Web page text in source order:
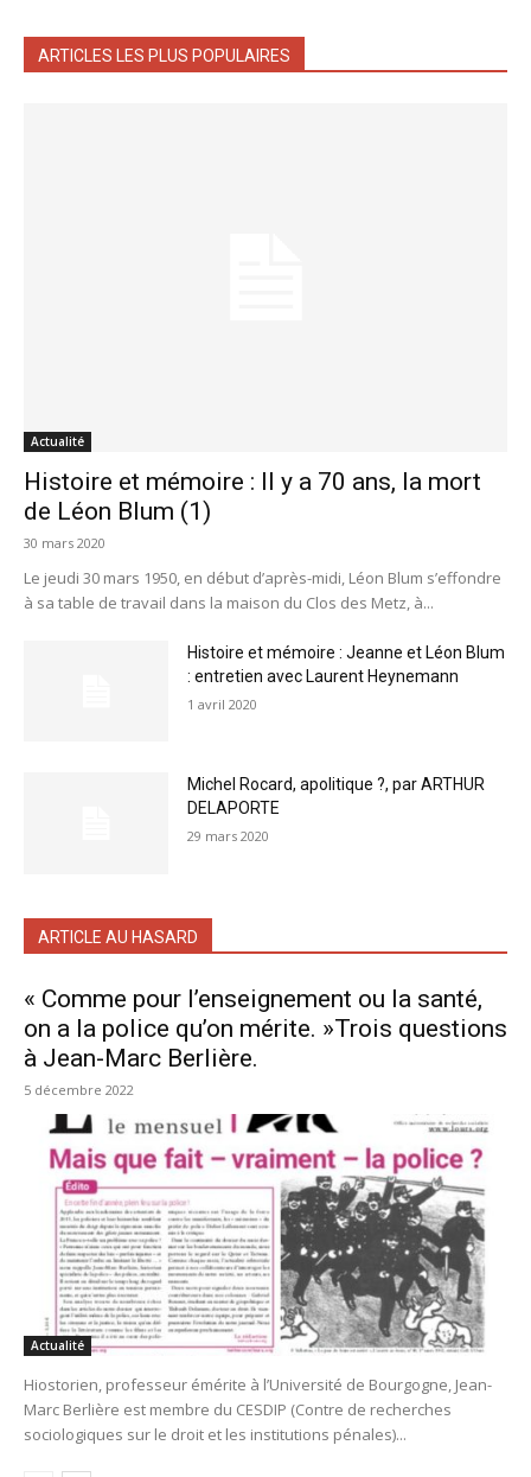
ARTICLES LES PLUS POPULAIRES
Actualité
Histoire et mémoire : Il y a 70 ans, la mort
de Léon Blum (1)
30 mars 2020
Le jeudi 30 mars 1950, en début d’après-midi, Léon Blum s’effondre
à sa table de travail dans la maison du Clos des Metz, à...
Histoire et mémoire : Jeanne et Léon Blum
: entretien avec Laurent Heynemann
1 avril 2020
Michel Rocard, apolitique ?, par ARTHUR
DELAPORTE
29 mars 2020
ARTICLE AU HASARD
« Comme pour l’enseignement ou la santé,
on a la police qu’on mérite. »Trois questions
à Jean-Marc Berlière.
5 décembre 2022
Actualité
Hiostorien, professeur émérite à l’Université de Bourgogne, Jean-
Marc Berlière est membre du CESDIP (Contre de recherches
sociologiques sur le droit et les institutions pénales)...